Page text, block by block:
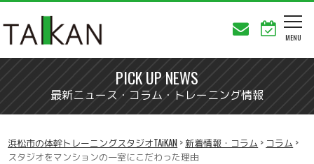
PICK UP NEWS
最新ニュース・コラム・トレーニング情報
浜松市の体幹トレーニングスタジオTAiKAN >新着情報・コラム > コラム >
スタジオをマンションの一室にこだわった理由